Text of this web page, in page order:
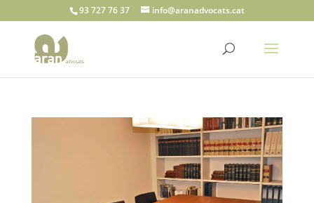
93 727 76 37 info@aranadvocats.cat